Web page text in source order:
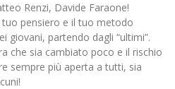
Renzi, Davide Faraone!
pensiero e il tuo metodo
giovani, partendo dagli “ultimi”.
che sia cambiato poco e il rischio
sempre più aperta a tutti, sia